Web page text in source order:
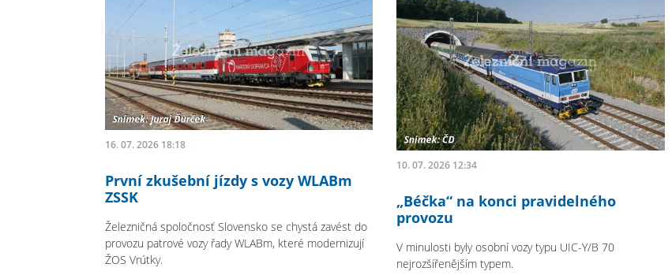
16. 07. 2026 18:18
První zkušební jízdy s vozy WLABm
ZSSK
Železničná spoločnosť Slovensko se chystá zavést do
provozu patrové vozy řady WLABm, které modernizují
ŽOS Vrútky.
10. 07. 2026 12:34
„Béčka“ na konci pravidelného
provozu
V minulosti byly osobní vozy typu UIC-Y/B 70
nejrozšířenějším typem.